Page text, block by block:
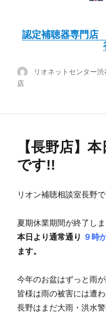
認定補聴器専門店
投
リオネットセンター渋
店
【長野店】
です!!
リオン補聴相談室長野で
夏期休業期間が終了しま
本日より通常通り
９時
ます。
今年のお盆はずっと雨が
皆様は雨の被害には遭
長野はまだ大雨・洪水